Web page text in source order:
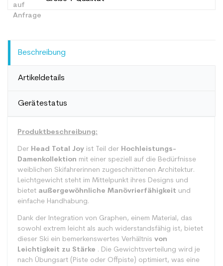
Beschreibung
Artikeldetails
Gerätestatus
Produktbeschreibung:
Der Head Total Joy ist Teil der Hochleistungs-
Damenkollektion mit einer speziell auf die Bedürfnisse
weiblichen Skifahrerinnen zugeschnittenen Architektur.
Leichtgewicht steht im Mittelpunkt ihres Designs und
bietet außergewöhnliche Manövrierfähigkeit und
einfache Handhabung.
Dank der Integration von Graphen, einem Material, das
sowohl extrem leicht als auch widerstandsfähig ist, bietet
dieser Ski ein bemerkenswertes Verhältnis von
Leichtigkeit zu Stärke . Die Gewichtsverteilung wird je
nach Übungsart (Piste oder Offpiste) optimiert, was eine